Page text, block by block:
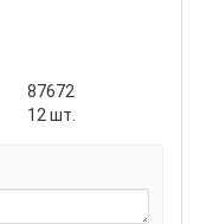
87672
12 шт.